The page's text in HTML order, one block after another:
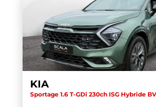
KIA
Sportage 1.6 T-GDi 230ch ISG Hybride